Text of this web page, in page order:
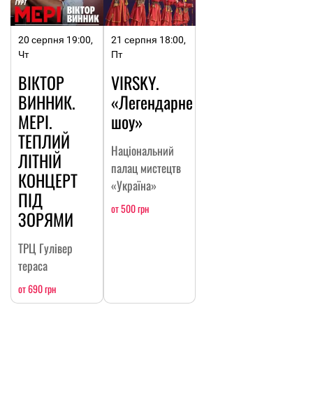
20 серпня 19:00,
Чт
ВІКТОР
ВИННИК.
МЕРІ.
ТЕПЛИЙ
ЛІТНІЙ
КОНЦЕРТ
ПІД
ЗОРЯМИ
ТРЦ Гулівер
тераса
от 690 грн
21 серпня 18:00,
Пт
VIRSKY.
«Легендарне
шоу»
Національний
палац мистецтв
«Україна»
от 500 грн